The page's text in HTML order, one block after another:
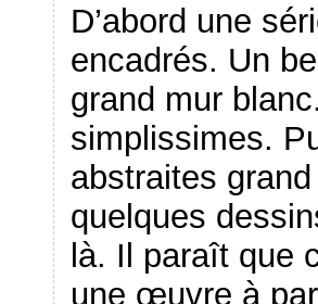
D’abord une
encadrés. Un
grand mur
simplissimes.
abstraites
quelques
là. Il paraît que
une œuvre à